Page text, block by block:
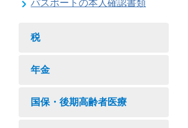
パスポートの本人確認書類
税
年金
国保・後期高齢者医療